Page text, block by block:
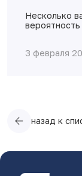
Несколько
3 февраля
назад к